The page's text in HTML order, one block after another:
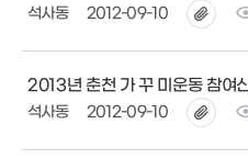
석사동 2012-09-10
2013년 춘천 가 꾸 미운동 참여
석사동 2012-09-10